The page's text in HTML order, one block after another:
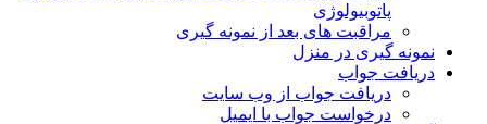
پاتوبیولوژی
مراقبت های بعد از نمونه گیری
نمونه گیری در منزل
دریافت جواب
دریافت جواب از وب سایت
درخواست جواب با ایمیل